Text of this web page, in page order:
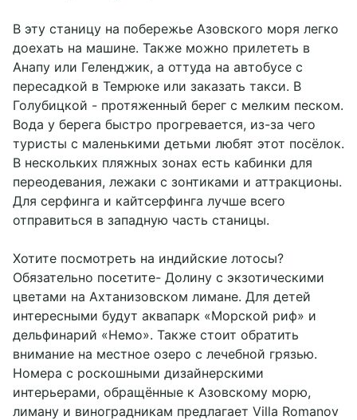
В эту станицу на побережье Азовского моря легко
доехать на машине. Также можно прилететь в
Анапу или Геленджик, а оттуда на автобусе с
пересадкой в Темрюке или заказать такси. В
Голубицкой - протяженный берег с мелким песком.
Вода у берега быстро прогревается, из-за чего
туристы с маленькими детьми любят этот посёлок.
В нескольких пляжных зонах есть кабинки для
переодевания, лежаки с зонтиками и аттракционы.
Для серфинга и кайтсерфинга лучше всего
отправиться в западную часть станицы.
Хотите посмотреть на индийские лотосы?
Обязательно посетите- Долину с экзотическими
цветами на Ахтанизовском лимане. Для детей
интересными будут аквапарк «Морской риф» и
дельфинарий «Немо». Также стоит обратить
внимание на местное озеро с лечебной грязью.
Номера с роскошными дизайнерскими
интерьерами, обращённые к Азовскому морю,
лиману и виноградникам предлагает Villa Romanov